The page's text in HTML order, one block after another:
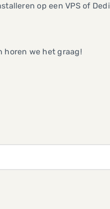
op een VPS of
horen we het graag!